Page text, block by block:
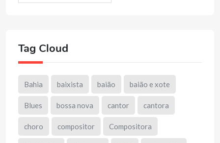
Tag Cloud
Bahia baixista baião baião e xote
Blues bossa nova cantor cantora
choro compositor Compositora